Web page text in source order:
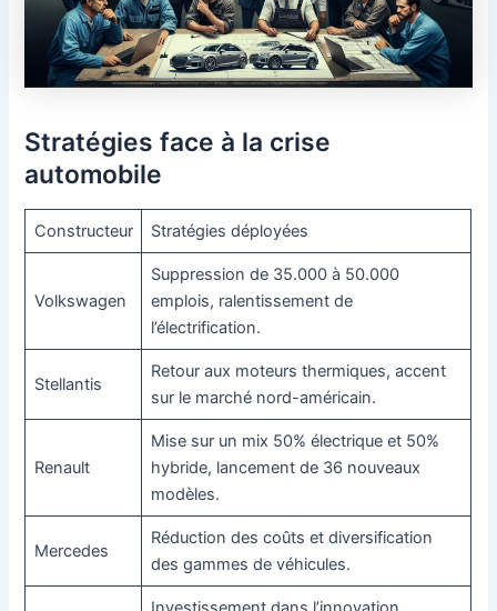
Stratégies face à la crise
automobile
Constructeur Stratégies déployées
Volkswagen
Suppression de 35.000 à 50.000
emplois, ralentissement de
l’électrification.
Stellantis
Retour aux moteurs thermiques, accent
sur le marché nord-américain.
Renault
Mise sur un mix 50% électrique et 50%
hybride, lancement de 36 nouveaux
modèles.
Mercedes
Réduction des coûts et diversification
des gammes de véhicules.